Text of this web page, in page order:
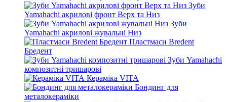
Зуби
Yamahachi акрилові фронт Верх та Низ
Зуби
Yamahachi акрилові жувальні Низ
Пластмаси Bredent
Бредент
Зуби Yamahachi
композитні тришарові
Кераміка VITA
Бондинг для
металокераміки